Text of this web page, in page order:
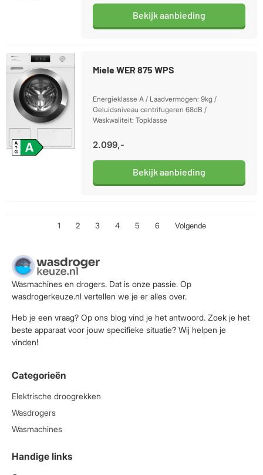
Bekijk aanbieding
Miele WER 875 WPS
Energieklasse A / Laadvermogen: 9kg /
Geluidsniveau centrifugeren 68dB /
Waskwaliteit: Topklasse
2.099,-
Bekijk aanbieding
1 2 3 4 5 6 Volgende
Wasmachines en drogers. Dat is onze passie. Op
wasdrogerkeuze.nl vertellen we je er alles over.
Heb je een vraag? Op ons blog vind je het antwoord. Zoek je het
beste apparaat voor jouw specifieke situatie? Wij helpen je
vinden!
Categorieën
Elektrische droogrekken
Wasdrogers
Wasmachines
Handige links